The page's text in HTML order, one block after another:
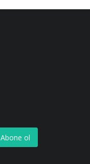
Abone ol